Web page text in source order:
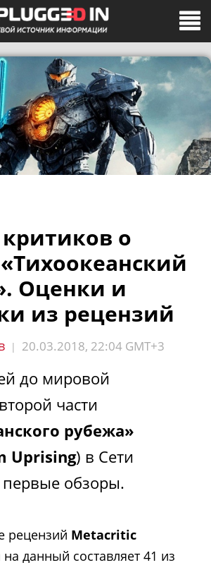
о
Оценки и
из рецензий
| 20.03.2018, 22:04 GMT+3
до мировой
части
рубежа»
Uprising) в Сети
обзоры.
рецензий Metacritic
данный составляет 41 из